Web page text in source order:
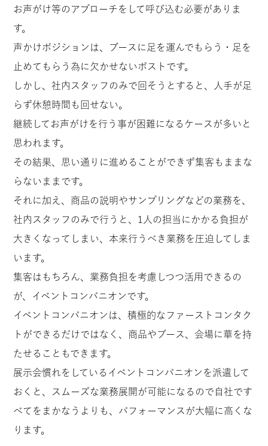
お声がけ等のアプローチをして呼び込む必要がありま
す。
声かけポジションは、ブースに足を運んでもらう・足を
止めてもらう為に欠かせないポストです。
しかし、社内スタッフのみで回そうとすると、人手が足
らず休憩時間も回せない。
継続してお声がけを行う事が困難になるケースが多いと
思われます。
その結果、思い通りに進めることができず集客もままな
らないままです。
それに加え、商品の説明やサンプリングなどの業務を、
社内スタッフのみで行うと、1人の担当にかかる負担が
大きくなってしまい、本来行うべき業務を圧迫してしま
います。
集客はもちろん、業務負担を考慮しつつ活用できるの
が、イベントコンパニオンです。
イベントコンパニオンは、積極的なファーストコンタク
トができるだけではなく、商品やブース、会場に華を持
たせることもできます。
展示会慣れをしているイベントコンパニオンを派遣して
おくと、スムーズな業務展開が可能になるので自社です
べてをまかなうよりも、パフォーマンスが大幅に高くな
ります。